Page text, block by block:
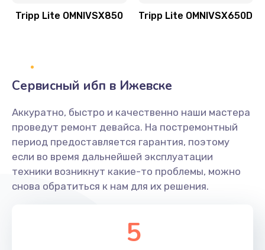
Tripp Lite OMNIVSX850 Tripp Lite OMNIVSX650D
Сервисный ибп в Ижевске
Аккуратно, быстро и качественно наши мастера
проведут ремонт девайса. На постремонтный
период предоставляется гарантия, поэтому
если во время дальнейшей эксплуатации
техники возникнут какие-то проблемы, можно
снова обратиться к нам для их решения.
5